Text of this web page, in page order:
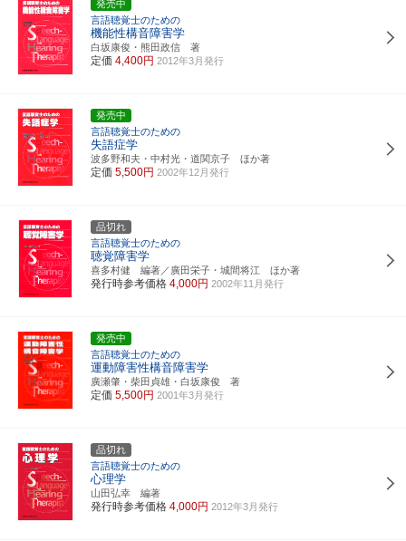
発売中
言語聴覚士のための
機能性構音障害学
白坂康俊・熊田政信 著
定価 4,400円 2012年3月発行
発売中
言語聴覚士のための
失語症学
波多野和夫・中村光・道関京子 ほか著
定価 5,500円 2002年12月発行
品切れ
言語聴覚士のための
聴覚障害学
喜多村健 編著／廣田栄子・城間将江 ほか著
発行時参考価格 4,000円 2002年11月発行
発売中
言語聴覚士のための
運動障害性構音障害学
廣瀬肇・柴田貞雄・白坂康俊 著
定価 5,500円 2001年3月発行
品切れ
言語聴覚士のための
心理学
山田弘幸 編著
発行時参考価格 4,000円 2012年3月発行